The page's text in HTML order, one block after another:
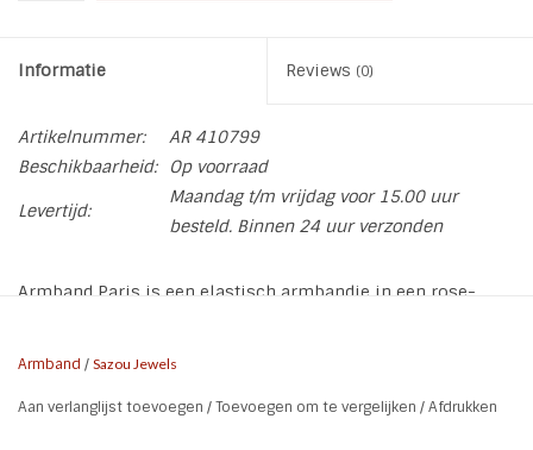
Informatie Reviews (0)
Artikelnummer:
AR 410799
Beschikbaarheid:
Op voorraad
Levertijd:
Maandag t/m vrijdag voor 15.00 uur
besteld. Binnen 24 uur verzonden
Armband Paris is een elastisch armbandje in een rose-
* Maat: One Size
Armband / Sazou Jewels
Aan verlanglijst toevoegen /Toevoegen om te vergelijken /Afdrukken